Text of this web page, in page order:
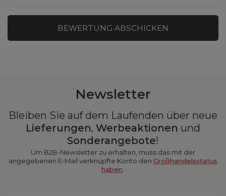
BEWERTUNG ABSCHICKEN
Newsletter
Bleiben Sie auf dem Laufenden über neue
Lieferungen, Werbeaktionen und
Sonderangebote!
Um B2B-Newsletter zu erhalten, muss das mit der
angegebenen E-Mail verknüpfte Konto den Großhandelsstatus
haben